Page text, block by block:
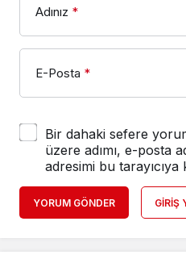
Adınız *
E-Posta *
Bir dahaki sefere
üzere adımı, e-posta
adresimi bu tarayıcıya
YORUM GÖNDER GIRIŞ